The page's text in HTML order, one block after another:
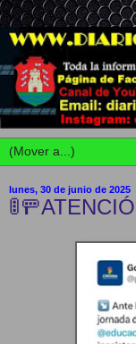
lunes, 30 de junio de 2025